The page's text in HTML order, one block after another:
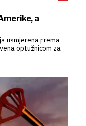
a
usmjerena prema
optužnicom za